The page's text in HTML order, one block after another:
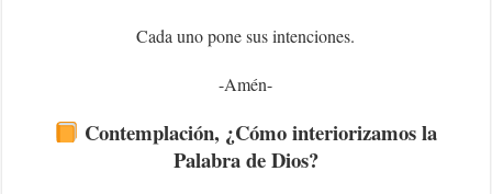
Cada uno pone sus intenciones.
-Amén-
Contemplación, ¿Cómo interiorizamos la
Palabra de Dios?